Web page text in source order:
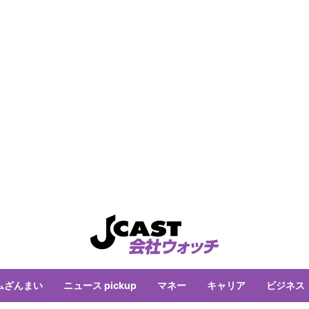
ざんまい ニュース pickup マネー キャリア ビジネス